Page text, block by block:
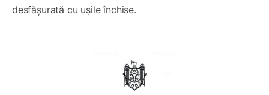
desfășurată cu ușile închise.